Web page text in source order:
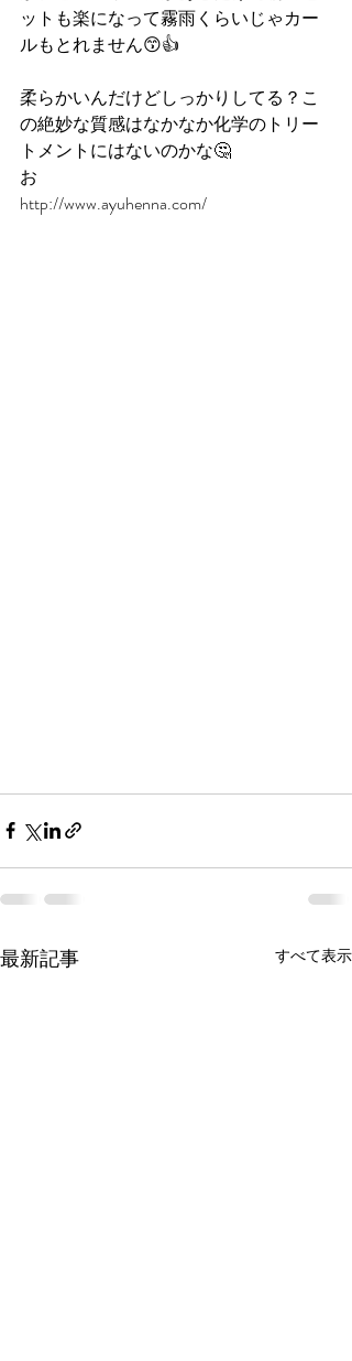
ットも楽になって霧雨くらいじゃカー
ルもとれません😙👍
柔らかいんだけどしっかりしてる？こ
の絶妙な質感はなかなか化学のトリー
トメントにはないのかな🤔
お
http://www.ayuhenna.com/
最新記事 すべて表示